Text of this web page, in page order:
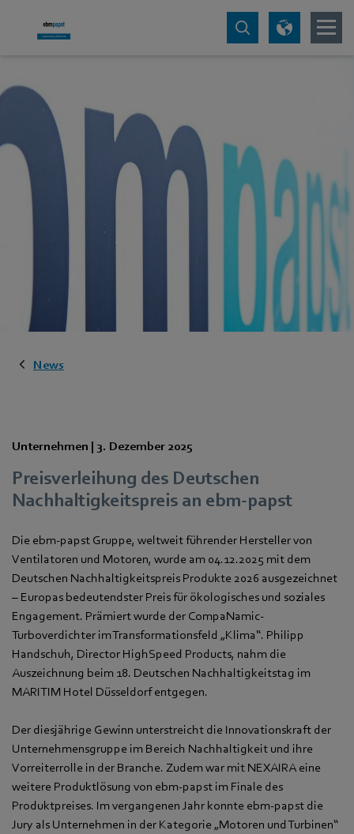
News
Unternehmen | 3. Dezember 2025
Preisverleihung des Deutschen
Nachhaltigkeitspreis an ebm-papst
Die ebm‑papst Gruppe, weltweit führender Hersteller von
Ventilatoren und Motoren, wurde am 04.12.2025 mit dem
Deutschen Nachhaltigkeitspreis Produkte 2026 ausgezeichnet
– Europas bedeutendster Preis für ökologisches und soziales
Engagement. Prämiert wurde der CompaNamic-
Turboverdichter im Transformationsfeld „Klima“. Philipp
Handschuh, Director HighSpeed Products, nahm die
Auszeichnung beim 18. Deutschen Nachhaltigkeitstag im
MARITIM Hotel Düsseldorf entgegen.
Der diesjährige Gewinn unterstreicht die Innovationskraft der
Unternehmensgruppe im Bereich Nachhaltigkeit und ihre
Vorreiterrolle in der Branche. Zudem war mit NEXAIRA eine
weitere Produktlösung von ebm‑papst im Finale des
Produktpreises. Im vergangenen Jahr konnte ebm‑papst die
Jury als Unternehmen in der Kategorie „Motoren und Turbinen“